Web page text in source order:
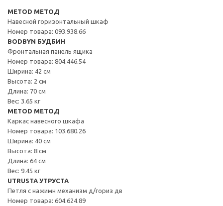
METOD МЕТОД
Навесной горизонтальный шкаф
Номер товара: 093.938.66
BODBYN БУДБИН
Фронтальная панель ящика
Номер товара: 804.446.54
Ширина: 42 см
Высота: 2 см
Длина: 70 см
Вес: 3.65 кг
METOD МЕТОД
Каркас навесного шкафа
Номер товара: 103.680.26
Ширина: 40 см
Высота: 8 см
Длина: 64 см
Вес: 9.45 кг
UTRUSTA УТРУСТА
Петля с нажимн механизм д/гориз дв
Номер товара: 604.624.89